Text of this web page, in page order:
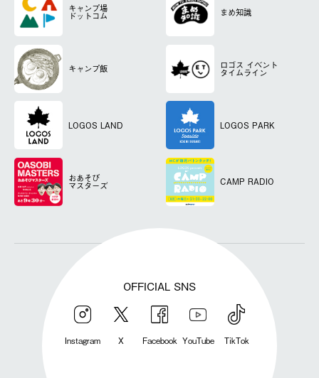
キャンプ場
ドットコム まめ知識
キャンプ飯 ロゴス イベント
タイムライン
LOGOS LAND LOGOS PARK
おあそび
マスターズ CAMP RADIO
OFFICIAL SNS
Instagram X Facebook YouTube TikTok